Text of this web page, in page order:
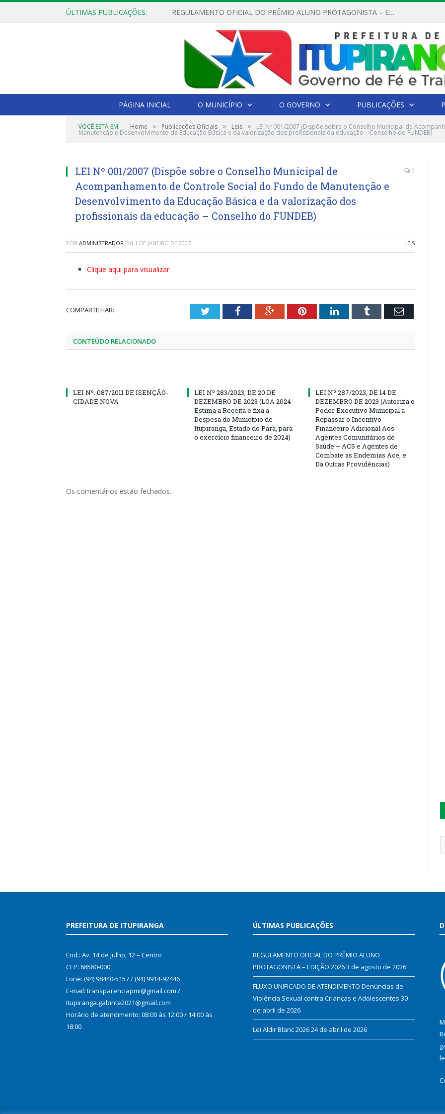
ÚLTIMAS PUBLICAÇÕES: REGULAMENTO OFICIAL DO PRÊMIO ALUNO PROTAGONISTA – EDIÇÃO 2026
PÁGINA INICIAL O MUNICÍPIO O GOVERNO PUBLICAÇÕES
VOCÊ ESTÁ EM: Home » Publicações Oficiais » Leis » LEI Nº 001/2007 (Dispõe sobre o Conselho Municipal de
Manutenção e Desenvolvimento da Educação Básica e da valorização dos profissionais da educação – Conselho do FUNDEB)
LEI Nº 001/2007 (Dispõe sobre o Conselho Municipal de
Acompanhamento de Controle Social do Fundo de Manutenção e
Desenvolvimento da Educação Básica e da valorização dos
profissionais da educação – Conselho do FUNDEB)
0
POR ADMINISTRADOR EM 1 DE JANEIRO DE 2007 LEIS
Clique aqui para visualizar
COMPARTILHAR: TwitterFacebookGoogle+PinterestLinkedInTumblr Email
CONTEÚDO RELACIONADO
LEI Nº. 087/2011 DE ISENÇÃO-
CIDADE NOVA
LEI Nº 283/2023, DE 20 DE
DEZEMBRO DE 2023 (LOA 2024
Estima a Receita e fixa a
Despesa do Município de
Itupiranga, Estado do Pará, para
o exercício financeiro de 2024)
LEI Nº 287/2023, DE 14 DE
DEZEMBRO DE 2023 (Autoriza o
Poder Executivo Municipal a
Repassar o Incentivo
Financeiro Adicional Aos
Agentes Comunitários de
Saúde – ACS e Agentes de
Combate as Endemias Ace, e
Dá Outras Providências)
Os comentários estão fechados.
PREFEITURA DE ITUPIRANGA
End.: Av. 14 de julho, 12 – Centro
CEP: 68580-000
Fone: (94) 98440-5157 / (94) 9914-92446
E-mail: transparenciapmi@gmail.com /
Itupiranga.gabinte2021@gmail.com
Horário de atendimento: 08:00 às 12:00 / 14:00 às
18:00
ÚLTIMAS PUBLICAÇÕES
REGULAMENTO OFICIAL DO PRÊMIO ALUNO
PROTAGONISTA – EDIÇÃO 20263 de agosto de 2026
FLUXO UNIFICADO DE ATENDIMENTO Denúncias de
Violência Sexual contra Crianças e Adolescentes 30
de abril de 2026
Lei Aldir Blanc 202624 de abril de 2026